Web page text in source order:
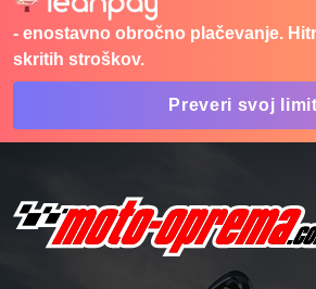
- enostavno obročno plačevanje.
skritih stroškov.
Preveri svoj limit